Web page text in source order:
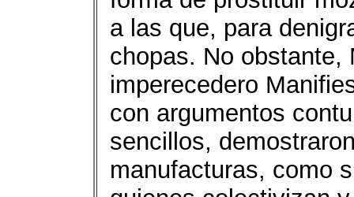
a las que, para
chopas. No obstante,
imperecedero
con argumentos
sencillos,
manufacturas, como